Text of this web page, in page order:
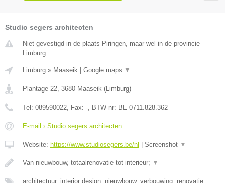
Studio segers architecten
Niet gevestigd in de plaats Piringen, maar wel in de provincie
Limburg.
Limburg » Maaseik Google maps ▼
Plantage 22 3680 Maaseik ( Limburg)
Tel: 089590022 , Fax: - , BTW-nr: BE 0711.828.362
E-mail › Studio segers architecten
Website: https://www.studiosegers.be/nl Screenshot ▼
Van nieuwbouw, totaalrenovatie tot interieur; ▼
architectuur, interior design, nieuwbouw, verbouwing, renovatie,